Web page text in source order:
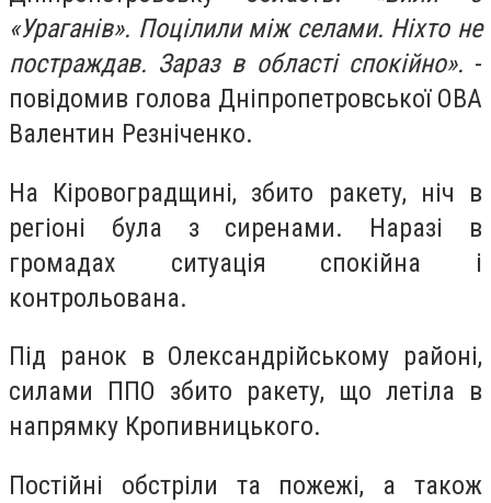
«Ураганів». Поцілили між селами. Ніхто не
постраждав. Зараз в області спокійно». -
повідомив голова Дніпропетровської ОВА
Валентин Резніченко.
На Кіровоградщині, збито ракету, ніч в
регіоні була з сиренами. Наразі в
громадах ситуація спокійна і
контрольована.
Під ранок в Олександрійському районі,
силами ППО збито ракету, що летіла в
напрямку Кропивницького.
Постійні обстріли та пожежі, а також